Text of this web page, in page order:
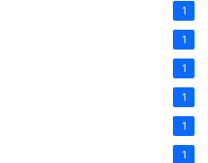
1
1
1
1
1
1